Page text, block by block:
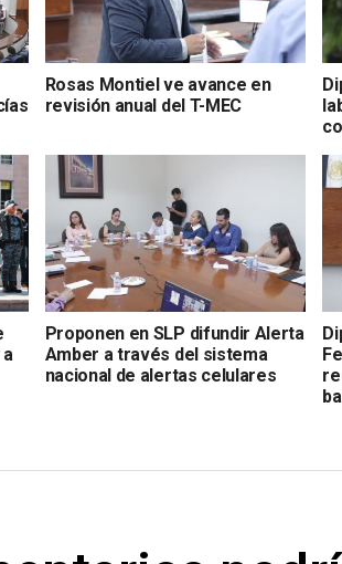
Rosas Montiel ve avance en
revisión anual del T-MEC
a
Proponen en SLP difundir Alerta
Amber a través del sistema
nacional de alertas celulares